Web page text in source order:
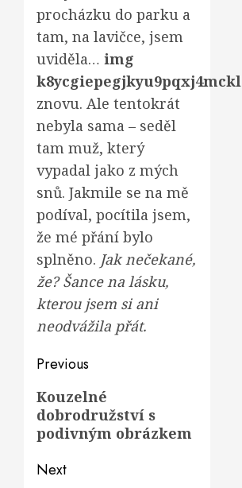
procházku do parku a
tam, na lavičce, jsem
uviděla… img
k8ycgiepegjkyu9pqxj4mckl
znovu. Ale tentokrát
nebyla sama – seděl
tam muž, který
vypadal jako z mých
snů. Jakmile se na mě
podíval, pocítila jsem,
že mé přání bylo
splněno. Jak nečekané,
že? Šance na lásku,
kterou jsem si ani
neodvážila přát.
Post
navigation
Previous
Previous
post:
Kouzelné
dobrodružství s
podivným obrázkem
Next